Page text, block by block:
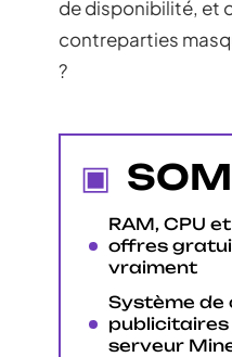
de disponibilité, et
contreparties
?
RAM, CPU
offres
vraiment
Système de
publicitaires
serveur